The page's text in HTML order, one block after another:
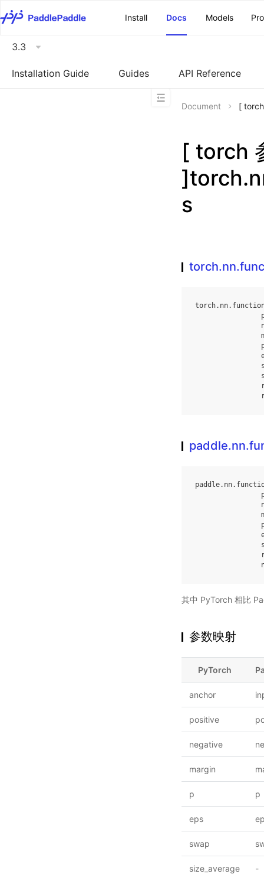
Install
Docs Models
3.3
Installation Guide Guides API Reference
Document [
[ torch
s
torch. nn.
paddle. nn.
其中 PyTorch 相⽐
参数映射
PyTorch
anchor
positive
negative
margin
p p
eps
swap
size_average -